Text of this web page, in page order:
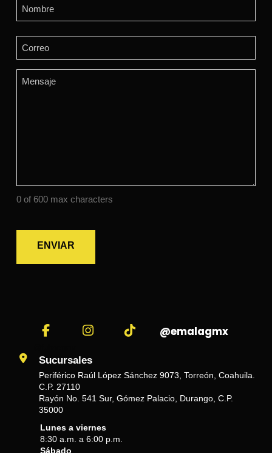
Email
(Required)
Comments
0 of 600 max characters
@emalagmx
Sucursales
Periférico Raúl López Sánchez 9073, Torreón, Coahuila.
C.P. 27110
Rayón No. 541 Sur, Gómez Palacio, Durango, C.P.
35000
Lunes a viernes
8:30 a.m. a 6:00 p.m.
Sábado